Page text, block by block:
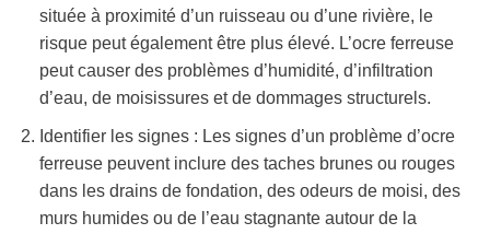
située à proximité d’un ruisseau ou d’une rivière, le
risque peut également être plus élevé. L’ocre ferreuse
peut causer des problèmes d’humidité, d’infiltration
d’eau, de moisissures et de dommages structurels.
Identifier les signes : Les signes d’un problème d’ocre
ferreuse peuvent inclure des taches brunes ou rouges
dans les drains de fondation, des odeurs de moisi, des
murs humides ou de l’eau stagnante autour de la